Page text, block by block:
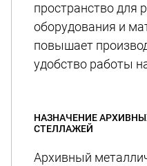
пространство для
оборудования и
повышает
удобство работы
НАЗНАЧЕНИЕ
СТЕЛЛАЖЕЙ
Архивный